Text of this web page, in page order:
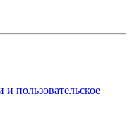
пользовательское